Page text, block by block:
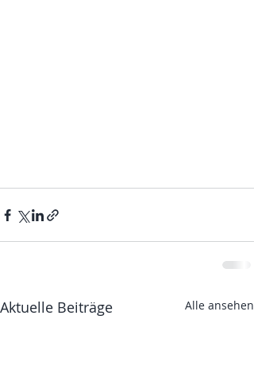
Aktuelle Beiträge Alle ansehen